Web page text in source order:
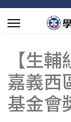
【生
嘉義西
基金會